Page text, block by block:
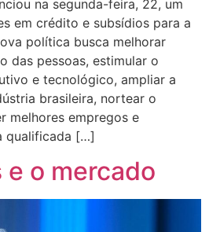
na segunda-feira, 22, um
em crédito e subsídios para a
política busca melhorar
das pessoas, estimular o
e tecnológico, ampliar a
brasileira, nortear o
melhores empregos e
qualificada […]
e o mercado